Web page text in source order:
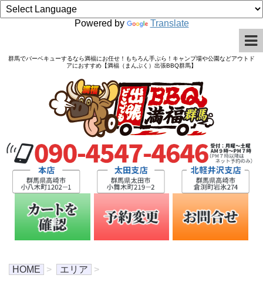
Powered by Translate
群馬でバーベキューするなら満福にお任せ！もちろん手ぶら！キャンプ場や公園などアウトド
アにおすすめ【満福（まんぷく）出張BBQ群馬】
HOME > エリア >